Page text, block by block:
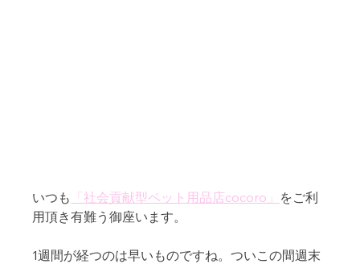
いつも 「社会貢献型ペット用品店cocoro」 をご利
用頂き有難う御座います。
1週間が経つのは早いものですね。ついこの間週末